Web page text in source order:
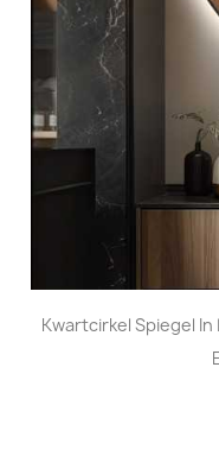
Kwartcirkel Spiegel